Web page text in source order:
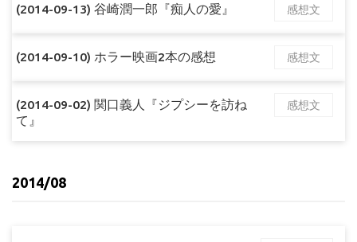
(2014-09-13) 谷崎潤一郎『痴人の愛』 感想文
(2014-09-10) ホラー映画2本の感想 感想文
(2014-09-02) 関口義人『ジプシーを訪ね
て』
感想文
2014/08